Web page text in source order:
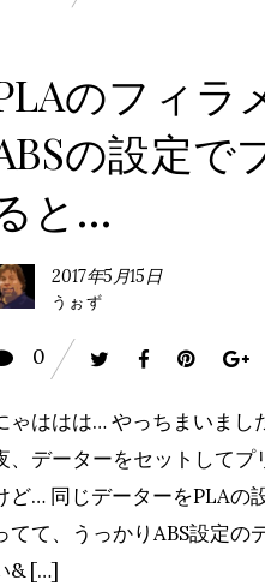
のフィラ
の設定で
と…
2017年5月15日
うぉず
0
ゃははは… やっちまいまし
、データーをセットしてプ
ど… 同じデーターをPLAの
てて、うっかりABS設定の
& […]